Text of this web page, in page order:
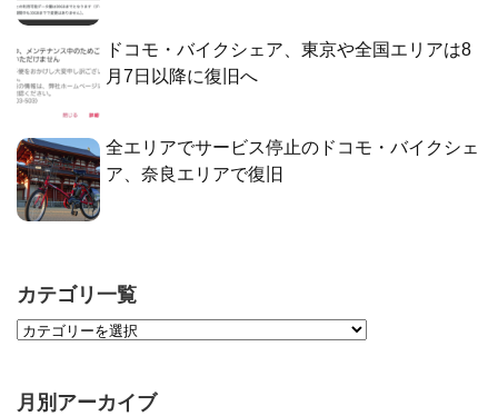
ドコモ・バイクシェア、東京や全国エリアは8
月7日以降に復旧へ
全エリアでサービス停止のドコモ・バイクシェ
ア、奈良エリアで復旧
カテゴリ一覧
月別アーカイブ